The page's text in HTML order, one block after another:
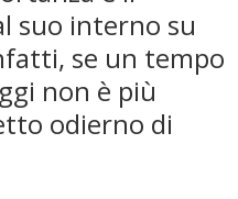
suo interno su
se un tempo
non è più
odierno di